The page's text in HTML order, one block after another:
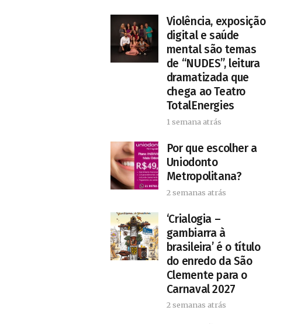
Violência, exposição
digital e saúde
mental são temas
de “NUDES”, leitura
dramatizada que
chega ao Teatro
TotalEnergies
1 semana atrás
Por que escolher a
Uniodonto
Metropolitana?
2 semanas atrás
‘Crialogia –
gambiarra à
brasileira’ é o título
do enredo da São
Clemente para o
Carnaval 2027
2 semanas atrás